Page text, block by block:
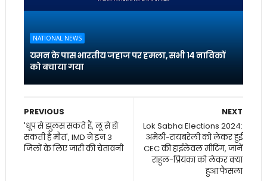
NATIONAL NEWS
यमन के पास भारतीय जहाज पर हमला, सभी 14 नाविकों
को बचाया गया
NEXT
Lok Sabha Elections 2024:
अमेठी-रायबरेली को लेकर हुई
CEC की हाईलेवल मीटिंग, जानें
राहुल-प्रियंका को लेकर क्या
हुआ फैसला
PREVIOUS
'धूप से झुलस सकते हैं, लू से हो
सकती है मौत', IMD ने इन 3
जिलों के लिए जारी की चेतावनी